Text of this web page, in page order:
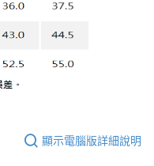
顯示電腦版詳細說明